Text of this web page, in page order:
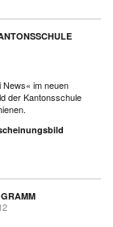
News« im neuen
der Kantonsschule